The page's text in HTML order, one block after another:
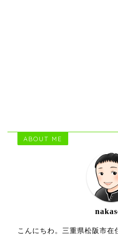
ABOUT ME
こんにちわ。三重県松阪市在